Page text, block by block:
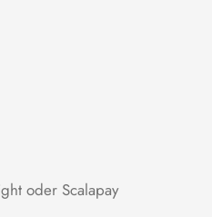
oder Scalapay